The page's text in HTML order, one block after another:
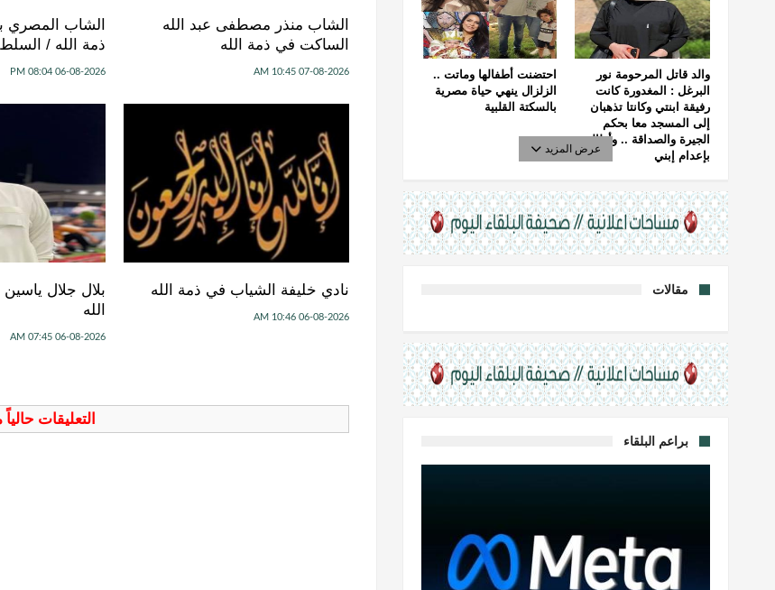
الشاب منذر مصطفى عبد الله
الساكت في ذمة الله
07-08-2026 10:45 AM
الشاب المصري
ذمة الله / السلط
06-08-2026 08:04 PM
نادي خليفة الشياب في ذمة الله
06-08-2026 10:46 AM
بلال جلال
الله
06-08-2026 07:45 AM
التعليقات
احتضنت أطفالها وماتت ..
الزلزال ينهي حياة مصرية
بالسكتة القلبية
والد قاتل المرحومة نور
البرغل : المغدورة كانت
رفيقة ابنتي وكانتا تذهبان
إلى المسجد معا بحكم
الجيرة والصداقة .. وأطالب
بإعدام إبني
عرض المزيد
مقالات
براعم البلقاء